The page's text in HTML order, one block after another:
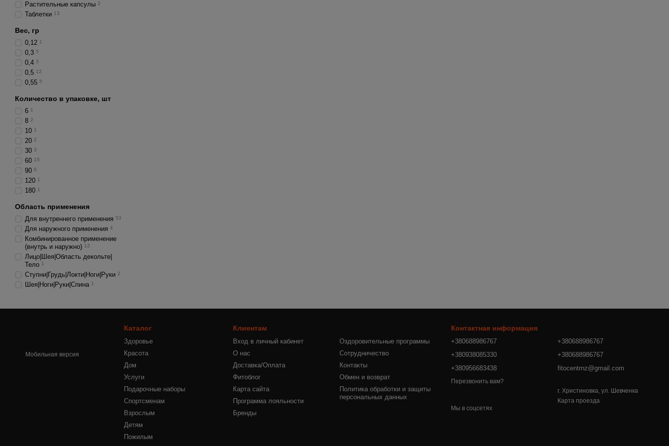
Растительные капсулы 2
Таблетки 13
Вес, гр
0,12 1
0,3 5
0,4 3
0,5 12
0,55 5
Количество в упаковке, шт
6 1
8 2
10 1
20 2
30 3
60 15
90 8
120 1
180 1
Область применения
Для внутреннего применения 53
Для наружного применения 4
Комбинированное применение
(внутрь и наружно) 12
Лицо|Шея|Область декольте|
Тело 1
Ступни|Грудь|Локти|Ноги|Руки 2
Шея|Ноги|Руки|Спина 1
Мобильная версия
Каталог
Здоровье
Красота
Дом
Услуги
Подарочные наборы
Спортсменам
Взрослым
Детям
Пожилым
Клиентам
Вход в личный кабинет
О нас
Доставка/Оплата
Фитоблог
Карта сайта
Программа лояльности
Бренды
Оздоровительные программы
Сотрудничество
Контакты
Обмен и возврат
Политика обработки и защиты
персональных данных
Контактная информация
+380688986767
+380938085330
+380956683438
Перезвонить вам?
+380688986767
+380688986767
fitocentrnz@gmail.com
г. Христиновка, ул. Шевченка
Карта проезда
Мы в соцсетях